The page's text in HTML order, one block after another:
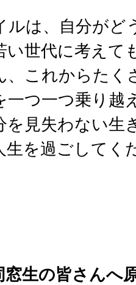
は、自分がど
い世代に考えて
、これからたく
一つ一つ乗り越
を見失わない生
生を過ごしてく
窓生の皆さんへ